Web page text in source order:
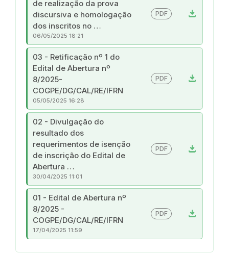
de realização da prova
discursiva e homologação
dos inscritos no …
download
PDF
06/05/2025 18:21
03 - Retificação nº 1 do
Edital de Abertura nº
8/2025-
COGPE/DG/CAL/RE/IFRN
download
PDF
05/05/2025 16:28
02 - Divulgação do
resultado dos
requerimentos de isenção
de inscrição do Edital de
Abertura …
download
PDF
30/04/2025 11:01
01 - Edital de Abertura nº
8/2025 -
COGPE/DG/CAL/RE/IFRN
download
PDF
17/04/2025 11:59